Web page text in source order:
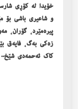
خۆیدا لە کۆڕی
و شاعیری باشی بۆ
پیرەمێرد، گۆران،
زەکی بەگ، فایەق
کاک ئەحمەدی